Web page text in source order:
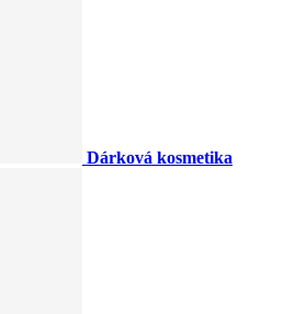
Dárková kosmetika